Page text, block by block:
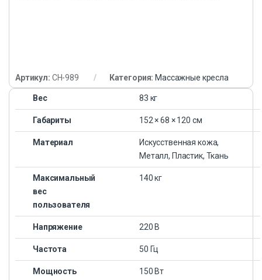
Артикул: CH-989 Категория: Массажные кресла
Вес 83 кг
Габариты 152 × 68 × 120 см
Материал
Искусственная кожа,
Металл, Пластик, Ткань
Максимальный
вес
пользователя
140 кг
Напряжение 220 В
Частота 50 Гц
Мощность 150 Вт